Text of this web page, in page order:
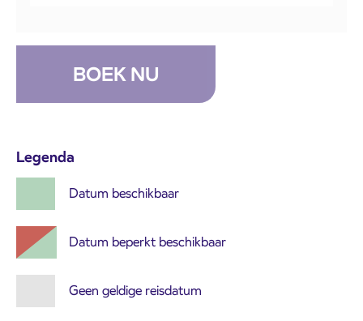
BOEK NU
Legenda
Datum beschikbaar
Datum beperkt beschikbaar
Geen geldige reisdatum